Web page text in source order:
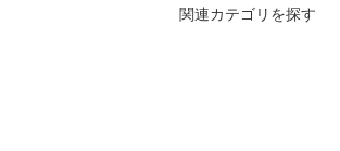
関連カテゴリを探す